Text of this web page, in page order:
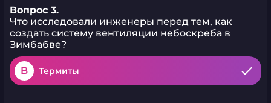
Вопрос 3.
Что исследовали инженеры перед тем, как
создать систему вентиляции небоскреба в
Зимбабве?
B Термиты